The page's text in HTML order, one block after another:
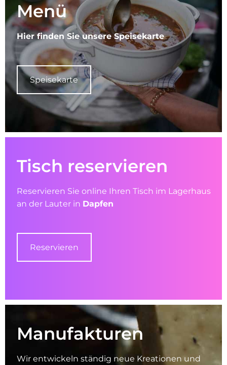
Menü
Hier finden Sie unsere Speisekarte
Speisekarte
Tisch reservieren
Reservieren Sie online Ihren Tisch im Lagerhaus
an der Lauter in Dapfen
Reservieren
Manu­faktur­en
Wir entwickeln ständig neue Kreationen und